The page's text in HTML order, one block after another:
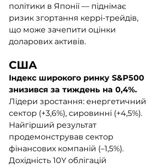
політики в Японії — піднімає
ризик згортання керрі-трейдів,
що може зачепити оцінки
доларових активів.
США
Індекс широкого ринку S&P500
знизився за тиждень на 0,4%.
Лідери зростання: енергетичний
сектор (+3,6%), сировинні (+4,5%).
Найгірший результат
продемонстрував сектор
фінансових компаній (–1,5%).
Дохідність 10Y облігацій